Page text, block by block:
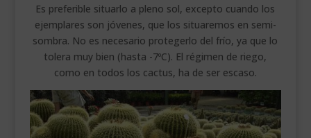
Es preferible situarlo a pleno sol, excepto cuando los
ejemplares son jóvenes, que los situaremos en semi-
sombra. No es necesario protegerlo del frío, ya que lo
tolera muy bien (hasta -7ºC). El régimen de riego,
como en todos los cactus, ha de ser escaso.